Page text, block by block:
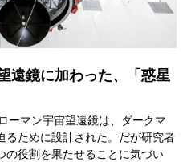
遠鏡に加わった、「惑星
ーマン宇宙望遠鏡は、ダークマ
るために設計された。だが研究者
の役割を果たせることに気づい